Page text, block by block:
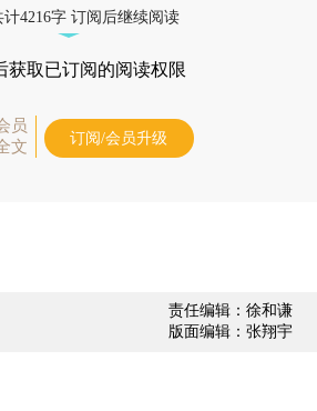
计4216字 订阅后继续阅读
获取已订阅的阅读权限
员
文
订阅/会员升级
责任编辑：徐和谦
版面编辑：张翔宇